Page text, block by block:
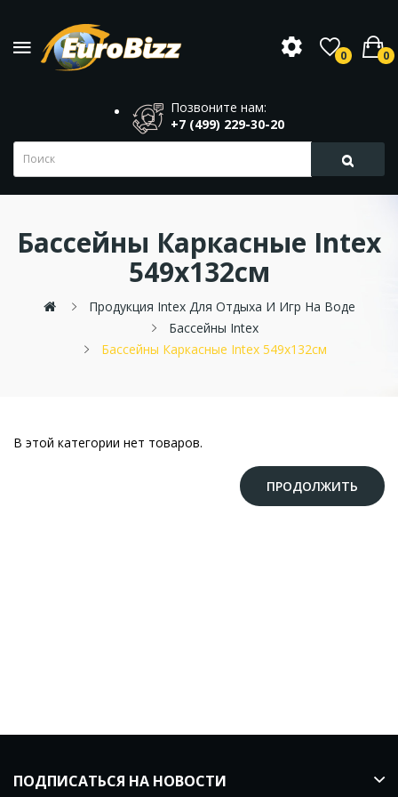
0 0
Позвоните нам:
+7 (499) 229-30-20
Бассейны Каркасные Intex
549х132см
Продукция Intex Для Отдыха И Игр На Воде
Бассейны Intex
Бассейны Каркасные Intex 549х132см
В этой категории нет товаров.
ПРОДОЛЖИТЬ
ПОДПИСАТЬСЯ НА НОВОСТИ